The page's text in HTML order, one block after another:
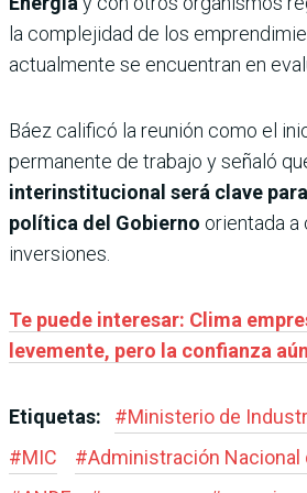
la complejidad de los
actualmente se encuentran en
Báez calificó la reunión como el
permanente de trabajo y señaló
interinstitucional será clave
política del Gobierno orientada a
inversiones.
Te puede interesar: Clima
levemente, pero la confianza
Etiquetas: #Ministerio de
#MIC #Administración Nacional